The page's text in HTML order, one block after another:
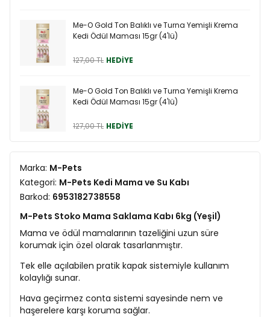
Me-O Gold Ton Balıklı ve Turna Yemişli Krema
Kedi Ödül Maması 15gr (4'lü)
127,00 TL HEDİYE
Me-O Gold Ton Balıklı ve Turna Yemişli Krema
Kedi Ödül Maması 15gr (4'lü)
127,00 TL HEDİYE
Marka: M-Pets
Kategori: M-Pets Kedi Mama ve Su Kabı
Barkod: 6953182738558
M-Pets Stoko Mama Saklama Kabı 6kg (Yeşil)
Mama ve ödül mamalarının tazeliğini uzun süre
korumak için özel olarak tasarlanmıştır.
Tek elle açılabilen pratik kapak sistemiyle kullanım
kolaylığı sunar.
Hava geçirmez conta sistemi sayesinde nem ve
haşerelere karşı koruma sağlar.